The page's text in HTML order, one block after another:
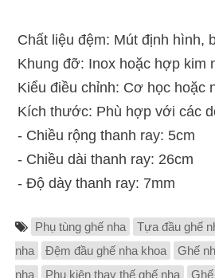
Chất liệu đệm: Mút định hình,
Khung đỡ: Inox hoặc hợp kim
Kiểu điều chỉnh: Cơ học hoặc
Kích thước: Phù hợp với các
- Chiều rộng thanh ray: 5cm
- Chiều dài thanh ray: 26cm
- Độ dày thanh ray: 7mm
Phụ tùng ghế nha Tựa đầu ghế
nha
Đệm đầu ghế nha khoa Ghế
nha
Phụ kiện thay thế ghế nha